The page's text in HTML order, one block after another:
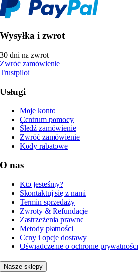
Wysyłka i zwrot
30 dni na zwrot
Zwróć zamówienie
Trustpilot
Usługi
Moje konto
Centrum pomocy
Śledź zamówienie
Zwróć zamówienie
Kody rabatowe
O nas
Kto jesteśmy?
Skontaktuj się z nami
Termin sprzedaży
Zwroty & Refundacje
Zastrzeżenia prawne
Metody płatności
Ceny i opcje dostawy
Oświadczenie o ochronie prywatności
Nasze sklepy